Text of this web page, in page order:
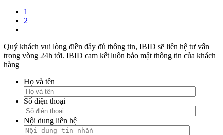
1
2
Quý khách vui lòng điền đầy đủ thông tin, IBID sẽ liên hệ tư vấn
trong vòng 24h tới. IBID cam kết luôn bảo mật thông tin của khách
hàng
Họ và tên
Số điện thoại
Nội dung liên hệ